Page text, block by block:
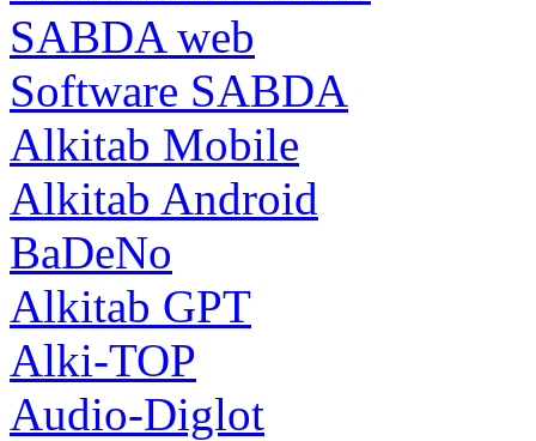
SABDA web
Software SABDA
Alkitab Mobile
Alkitab Android
BaDeNo
Alkitab GPT
Alki-TOP
Audio-Diglot